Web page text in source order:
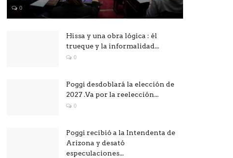
0
Hissa y una obra lógica : él
trueque y la informalidad...
0
Poggi desdoblará la elección de
2027 .Va por la reelección...
0
Poggi recibió a la Intendenta de
Arizona y desató
especulaciones...